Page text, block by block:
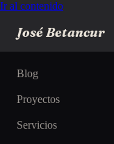
Ir al contenido
José Betancur
Blog
Proyectos
Servicios